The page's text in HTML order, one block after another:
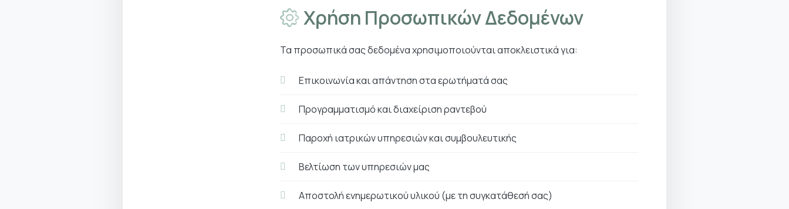
Χρήση Προσωπικών Δεδομένων
Τα προσωπικά σας δεδομένα χρησιμοποιούνται αποκλειστικά για:
Επικοινωνία και απάντηση στα ερωτήματά σας
Προγραμματισμό και διαχείριση ραντεβού
Παροχή ιατρικών υπηρεσιών και συμβουλευτικής
Βελτίωση των υπηρεσιών μας
Αποστολή ενημερωτικού υλικού (με τη συγκατάθεσή σας)